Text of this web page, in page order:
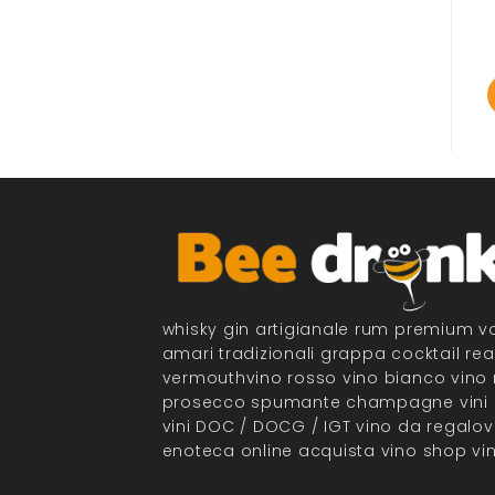
whisky gin artigianale rum premium
amari tradizionali grappa cocktail
vermouthvino rosso vino bianco vino
prosecco spumante champagne
vini DOC / DOCG / IGT vino da
enoteca online acquista vino shop